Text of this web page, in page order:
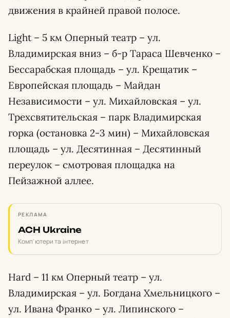
движения в крайней правой полосе.
Light – 5 км Оперный театр – ул.
Владимирская вниз – б-р Тараса Шевченко –
Бессарабская площадь – ул. Крещатик –
Европейская площадь – Майдан
Независимости – ул. Михайловская – ул.
Трехсвятительская – парк Владимирская
горка (остановка 2-3 мин) – Михайловская
площадь – ул. Десятинная – Десятинный
переулок – смотровая площадка на
Пейзажной аллее.
РЕКЛАМА
ACH Ukraine
Комп'ютери та інтернет
Hard – 11 км Оперный театр – ул.
Владимирская – ул. Богдана Хмельницкого –
ул. Ивана Франко – ул. Липинского –